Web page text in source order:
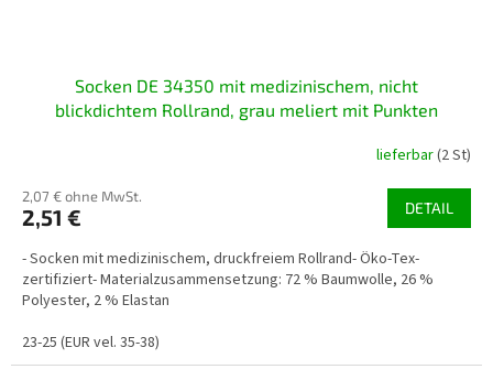
Socken DE 34350 mit medizinischem, nicht
blickdichtem Rollrand, grau meliert mit Punkten
lieferbar(2 St)
2,07 € ohne MwSt.
2,51 € DETAIL
- Socken mit medizinischem, druckfreiem Rollrand- Öko-Tex-
zertifiziert- Materialzusammensetzung: 72 % Baumwolle, 26 %
Polyester, 2 % Elastan
23-25 (EUR vel. 35-38)